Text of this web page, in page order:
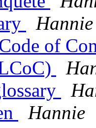
Hannie
of
Hannie